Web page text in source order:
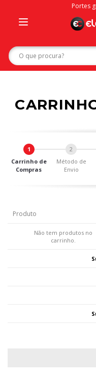
Portes
navigation
1
Carrinho de
Compras
2
Método de
Envio
Produto
Não tem produtos no
carrinho.